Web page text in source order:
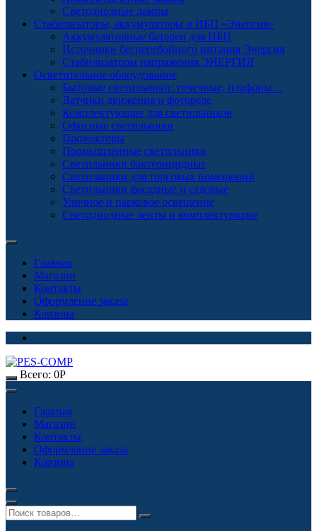
Светодиодные лампы
Стабилизаторы, аккумуляторы и ИБП «Энергия»
Аккумуляторные батареи для ИБП
Источники бесперебойного питания Энергия
Стабилизаторы напряжения ЭНЕРГИЯ
Осветительное оборудование
Бытовые светильники: точечные, плафоны…
Датчики движения и фотореле
Комплектующие для светильников
Офисные светильники
Прожекторы
Промышленные светильники
Светильники бактерицидные
Светильники для торговых помещений
Светильники фасадные и садовые
Уличное и парковое освещение
Светодиодные ленты и комплектующие
Главная
Магазин
Контакты
Оформление заказа
Корзина
Всего: 0Р
Главная
Магазин
Контакты
Оформление заказа
Корзина